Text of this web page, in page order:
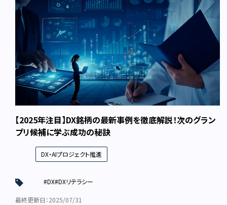
【2025年注目】DX銘柄の最新事例を徹底解説！次のグラン
プリ候補に学ぶ成功の秘訣
DX・AIプロジェクト推進
#DX#DXリテラシー
最終更新日：2025/07/31